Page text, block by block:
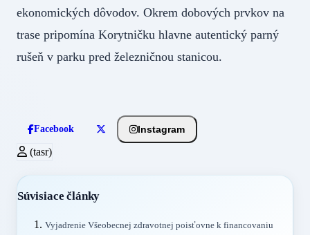
ekonomických dôvodov. Okrem dobových prvkov na
trase pripomína Korytničku hlavne autentický parný
rušeň v parku pred železničnou stanicou.
Facebook Instagram
(tasr)
Súvisiace články
Vyjadrenie Všeobecnej zdravotnej poisťovne k financovaniu